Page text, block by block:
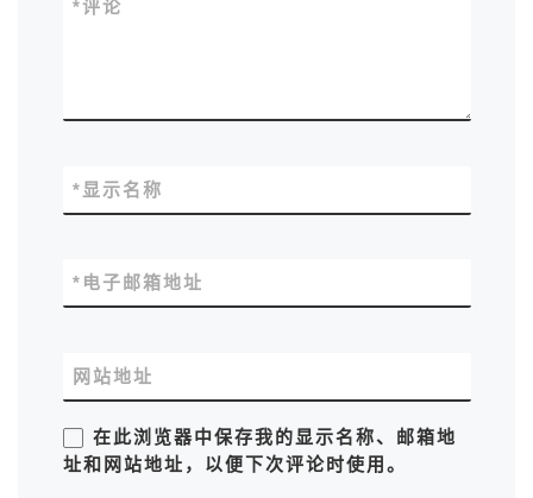
评论
*
显示名称
*
电子邮箱地址
*
网站地址
在此浏览器中保存我的显示名称、邮箱地
址和网站地址，以便下次评论时使用。